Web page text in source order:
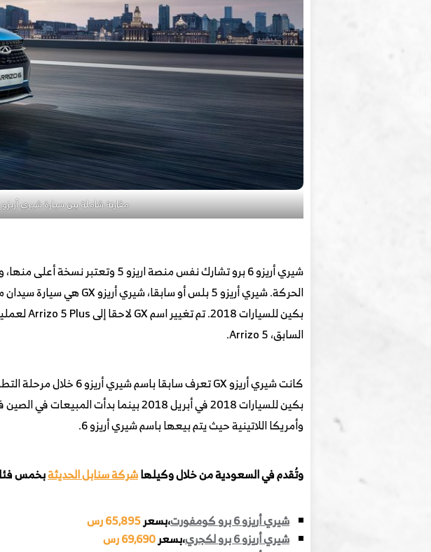
مقارنة شاملة بين سيارة شيري أريزو 6 برو 2023 وسيارة دونغ فينغ شاين ماخ 2024 بالسعودية
السابق، Arrizo 5.
وأمريكا اللاتينية حيث يتم بيعها باسم شيري أريزو 6.
وتُقدم في السعودية من خلال وكيلهاشركة سنابل الحديثةبخمس
شيري أريزو 6 برو كومفورت ،بسعر65,895 رس
شيري أريزو 6 برو لكجري
،بسعر69,690 رس